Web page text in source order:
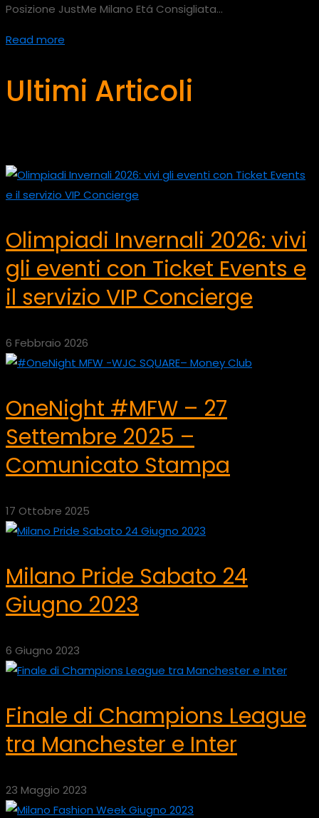
Posizione JustMe Milano Etá Consigliata...
Read more
Ultimi Articoli
Olimpiadi Invernali 2026: vivi
gli eventi con Ticket Events e
il servizio VIP Concierge
6 Febbraio 2026
OneNight #MFW – 27
Settembre 2025 –
Comunicato Stampa
17 Ottobre 2025
Milano Pride Sabato 24
Giugno 2023
6 Giugno 2023
Finale di Champions League
tra Manchester e Inter
23 Maggio 2023